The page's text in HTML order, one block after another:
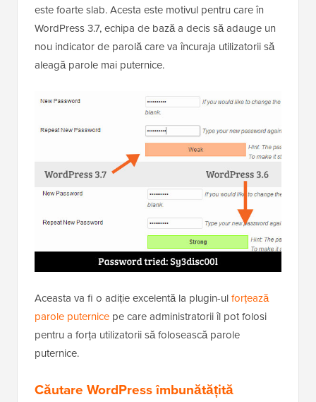
este foarte slab. Acesta este motivul pentru care în
WordPress 3.7, echipa de bază a decis să adauge un
nou indicator de parolă care va încuraja utilizatorii să
aleagă parole mai puternice.
Aceasta va fi o adiție excelentă la plugin-ulforțează
parole puternice pe care administratorii îl pot folosi
pentru a forța utilizatorii să folosească parole
puternice.
Căutare WordPress îmbunătățită